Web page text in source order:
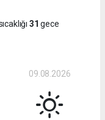
31 gece
09.08.2026